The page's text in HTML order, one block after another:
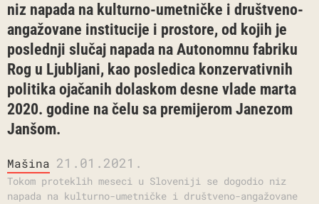
niz napada na kulturno-umetničke i društveno-
angažovane institucije i prostore, od kojih je
poslednji slučaj napada na Autonomnu fabriku
Rog u Ljubljani, kao posledica konzervativnih
politika ojačanih dolaskom desne vlade marta
2020. godine na čelu sa premijerom Janezom
Janšom.
Mašina 21.01.2021.
Tokom proteklih meseci u Sloveniji se dogodio niz
napada na kulturno-umetničke i društveno-angažovane